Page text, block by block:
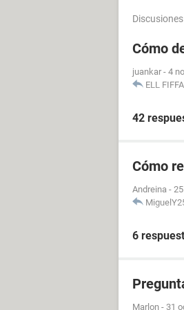
Cómo
juankar - 4
ELL
42
Cómo
Andreina -
6
Marlon - 31